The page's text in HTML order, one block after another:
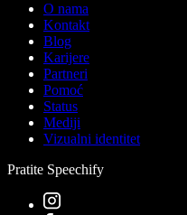
O nama
Kontakt
Blog
Karijere
Partneri
Pomoć
Status
Mediji
Vizualni identitet
Pratite Speechify